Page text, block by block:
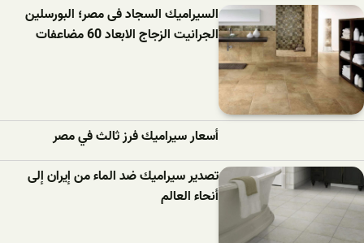
السيراميك السجاد فى مصر؛ البورسلين
الجرانيت الزجاج الابعاد 60 مضاعفات
أسعار سيراميك فرز ثالث في مصر
تصدير سيراميك ضد الماء من إيران إلى
أنحاء العالم